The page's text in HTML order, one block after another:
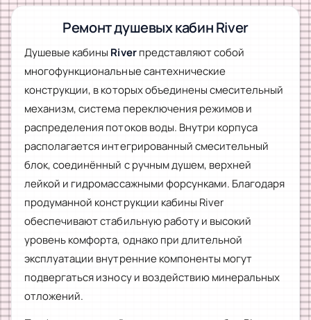
Ремонт душевых кабин River
Душевые кабины Riverпредставляют собой
многофункциональные сантехнические
конструкции, в которых объединены смесительный
механизм, система переключения режимов и
распределения потоков воды. Внутри корпуса
располагается интегрированный смесительный
блок, соединённый с ручным душем, верхней
лейкой и гидромассажными форсунками. Благодаря
продуманной конструкции кабины River
обеспечивают стабильную работу и высокий
уровень комфорта, однако при длительной
эксплуатации внутренние компоненты могут
подвергаться износу и воздействию минеральных
отложений.